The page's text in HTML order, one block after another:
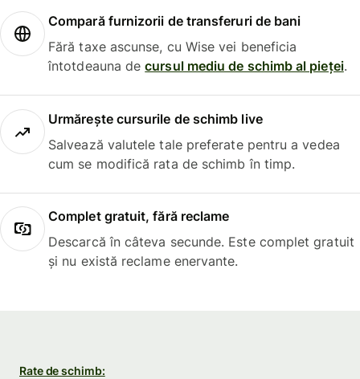
Compară furnizorii de transferuri de bani
Fără taxe ascunse, cu Wise vei beneficia
întotdeauna decursul mediu de schimb al pieței.
Urmărește cursurile de schimb live
Salvează valutele tale preferate pentru a vedea
cum se modifică rata de schimb în timp.
Complet gratuit, fără reclame
Descarcă în câteva secunde. Este complet gratuit
și nu există reclame enervante.
Rate de schimb: